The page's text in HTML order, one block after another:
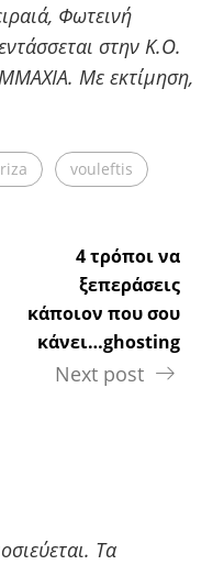
Φωτεινή
στην Κ.Ο.
Με εκτίμηση,
vouleftis
4 τρόποι να
ξεπεράσεις
κάποιον που σου
κάνει…ghosting
Next post
Τα